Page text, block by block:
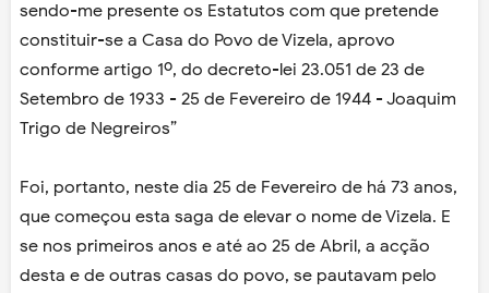
sendo-me presente os Estatutos com que pretende
constituir-se a Casa do Povo de Vizela, aprovo
conforme artigo 1º, do decreto-lei 23.051 de 23 de
Setembro de 1933 - 25 de Fevereiro de 1944 - Joaquim
Trigo de Negreiros”
Foi, portanto, neste dia 25 de Fevereiro de há 73 anos,
que começou esta saga de elevar o nome de Vizela. E
se nos primeiros anos e até ao 25 de Abril, a acção
desta e de outras casas do povo, se pautavam pelo